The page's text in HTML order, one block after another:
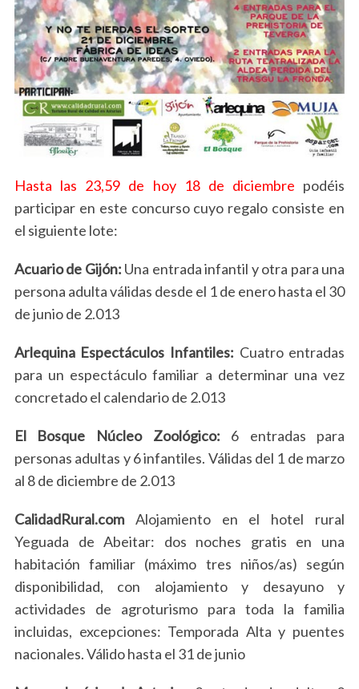
Hasta las 23,59 de hoy 18 de diciembre podéis
participar en este concurso cuyo regalo consiste en
el siguiente lote:
Acuario de Gijón: Una entrada infantil y otra para una
persona adulta válidas desde el 1 de enero hasta el 30
de junio de 2.013
Arlequina Espectáculos Infantiles: Cuatro entradas
para un espectáculo familiar a determinar una vez
concretado el calendario de 2.013
El Bosque Núcleo Zoológico: 6 entradas para
personas adultas y 6 infantiles. Válidas del 1 de marzo
al 8 de diciembre de 2.013
CalidadRural.comAlojamiento en el hotel rural
Yeguada de Abeitar: dos noches gratis en una
habitación familiar (máximo tres niños/as) según
disponibilidad, con alojamiento y desayuno y
actividades de agroturismo para toda la familia
incluidas, excepciones: Temporada Alta y puentes
nacionales. Válido hasta el 31 de junio
e
a
r